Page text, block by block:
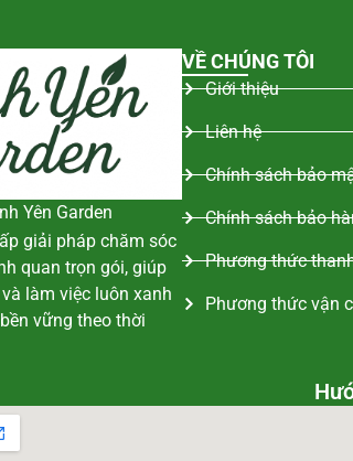
Yên Garden
giải pháp chăm sóc
quan trọn gói, giúp
làm việc luôn xanh
vững theo thời
VỀ CHÚNG TÔI
Giới thiệu
Liên hệ
Chính sách bảo
Chính sách bảo
Phương thức
Phương thức vận